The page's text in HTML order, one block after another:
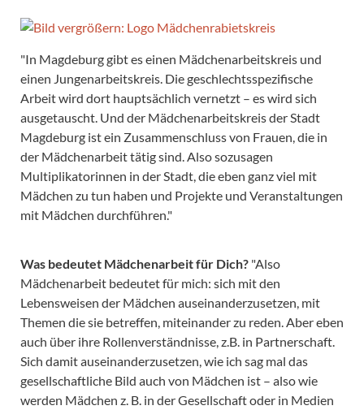
"In Magdeburg gibt es einen Mädchenarbeitskreis und
einen Jungenarbeitskreis. Die geschlechtsspezifische
Arbeit wird dort hauptsächlich vernetzt – es wird sich
ausgetauscht. Und der Mädchenarbeitskreis der Stadt
Magdeburg ist ein Zusammenschluss von Frauen, die in
der Mädchenarbeit tätig sind. Also sozusagen
Multiplikatorinnen in der Stadt, die eben ganz viel mit
Mädchen zu tun haben und Projekte und Veranstaltungen
mit Mädchen durchführen."
Was bedeutet Mädchenarbeit für Dich? "Also
Mädchenarbeit bedeutet für mich: sich mit den
Lebensweisen der Mädchen auseinanderzusetzen, mit
Themen die sie betreffen, miteinander zu reden. Aber eben
auch über ihre Rollenverständnisse, z.B. in Partnerschaft.
Sich damit auseinanderzusetzen, wie ich sag mal das
gesellschaftliche Bild auch von Mädchen ist – also wie
werden Mädchen z. B. in der Gesellschaft oder in Medien